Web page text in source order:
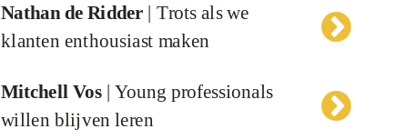
Nathan de Ridder | Trots als we
klanten enthousiast maken
Mitchell Vos| Young professionals
willen blijven leren